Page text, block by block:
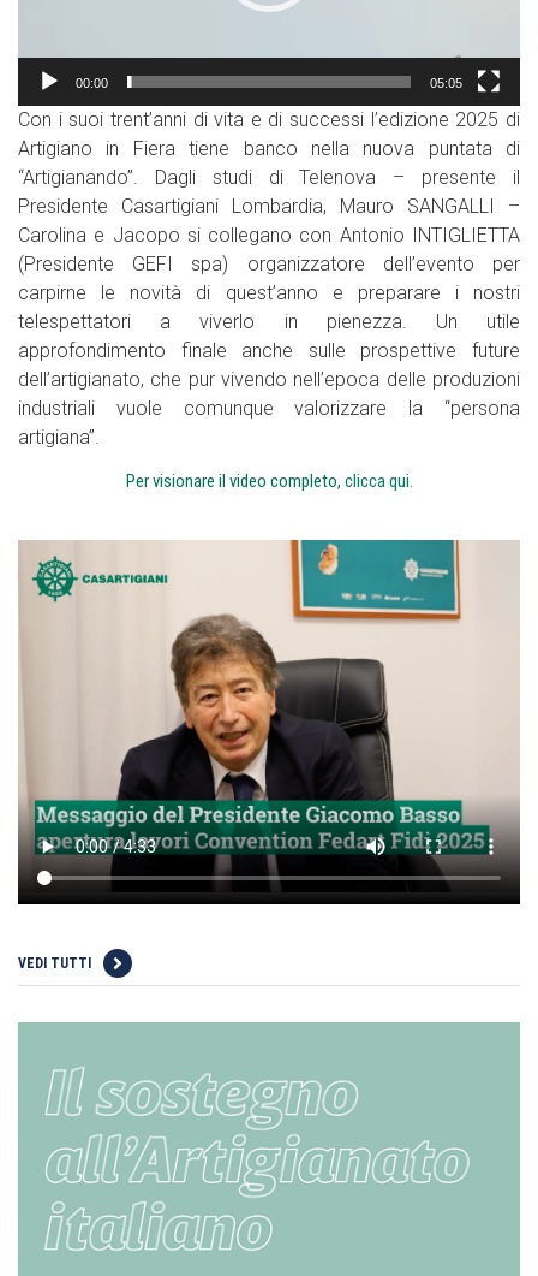
00:00 05:05
Con i suoi trent’anni di vita e di successi l’edizione 2025 di
Artigiano in Fiera tiene banco nella nuova puntata di
“Artigianando”. Dagli studi di Telenova – presente il
Presidente Casartigiani Lombardia, Mauro SANGALLI –
Carolina e Jacopo si collegano con Antonio INTIGLIETTA
(Presidente GEFI spa) organizzatore dell’evento per
carpirne le novità di quest’anno e preparare i nostri
telespettatori a viverlo in pienezza. Un utile
approfondimento finale anche sulle prospettive future
dell’artigianato, che pur vivendo nell’epoca delle produzioni
industriali vuole comunque valorizzare la “persona
artigiana”.
Per visionare il video completo, clicca qui.
VEDI TUTTI